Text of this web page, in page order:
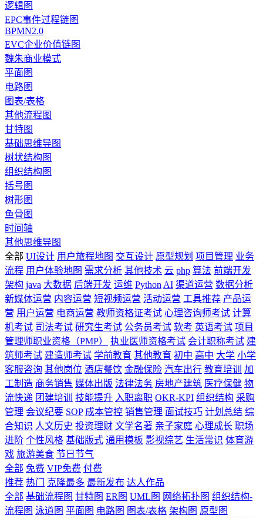
逻辑图
EPC事件过程链图
BPMN2.0
EVC企业价值链图
魏朱商业模式
平面图
电路图
图表/表格
其他流程图
甘特图
基础思维导图
树状结构图
组织结构图
括号图
树形图
鱼骨图
时间轴
其他思维导图
全部 UI设计 用户旅程地图 交互设计 原型规划 项目管理 业务
流程 用户体验地图 需求分析 其他技术 云 php 算法 前端开发
架构 java 大数据 后端开发 运维 Python AI 渠道运营 数据分析
新媒体运营 内容运营 短视频运营 活动运营 工具推荐 产品运
营 用户运营 电商运营 教师资格证考试 心理咨询师考试 计算
机考试 司法考试 研究生考试 公务员考试 软考 英语考试 项目
管理师职业资格（PMP）
执业医师资格考试 会计职称考试 建
筑师考试 建造师考试 学前教育 其他教育 初中 高中 大学 小学
客服咨询 其他岗位 酒店餐饮 金融保险 汽车出行 教育培训
加
工制造 商务销售 媒体出版 法律法务 房地产建筑 医疗保健 物
流快递 团建培训 技能提升 入职离职 OKR-KPI 组织结构 采购
管理 会议纪要 SOP 成本管控 销售管理 面试技巧 计划总结 综
合知识 人文历史 投资理财 文学名著 亲子家庭 心理成长 职场
进阶 个性风格 基础版式 通用模板 影视综艺 生活常识 体育游
戏 旅游美食 节日节气
全部 免费 VIP免费 付费
推荐 热门 克隆最多 最新发布 达人作品
全部 基础流程图 甘特图 ER图 UML图 网络拓扑图 组织结构-
流程图 泳道图 平面图 电路图 图表/表格 架构图 原型图